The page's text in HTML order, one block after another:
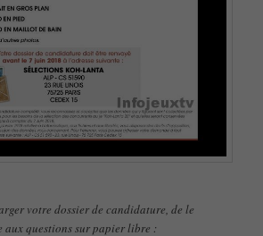
votre dossier de candidature, de le
aux questions sur papier libre :